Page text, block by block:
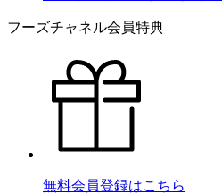
フーズチャネル会員特典
無料会員登録はこちら